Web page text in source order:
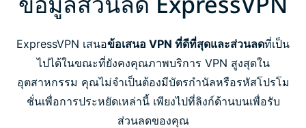
ExpressVPN เสนอข้อเสนอ VPN ที่ดีที่สุดและส่วนลดที่เป็น
ไปได้ในขณะที่ยังคงคุณภาพบริการ VPN สูงสุดใน
อุตสาหกรรม คุณไม่จำเป็นต้องมีบัตรกำนัลหรือรหัสโปรโม
ชั่นเพื่อการประหยัดเหล่านี้ เพียงไปที่ลิงก์ด้านบนเพื่อรับ
ส่วนลดของคุณ